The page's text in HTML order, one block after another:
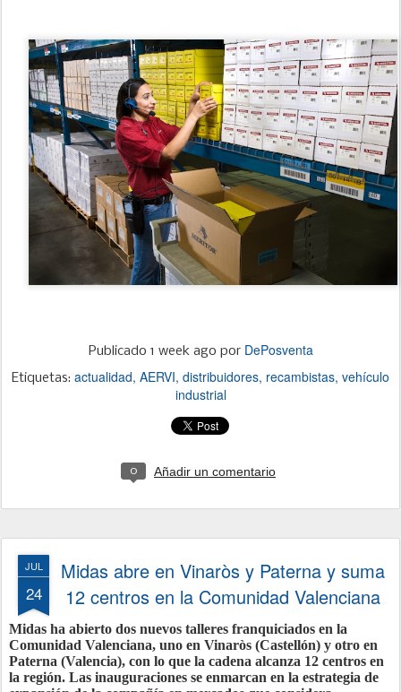
Publicado 1 week ago por DePosventa
Etiquetas: actualidad AERVI distribuidores recambistas vehículo
industrial
0 Añadir un comentario
JUL
24
Midas abre en Vinaròs y Paterna y suma
12 centros en la Comunidad Valenciana
Midas ha abierto dos nuevos talleres franquiciados en la
Comunidad Valenciana, uno en Vinaròs (Castellón) y otro en
Paterna (Valencia), con lo que la cadena alcanza 12 centros en
la región. Las inauguraciones se enmarcan en la estrategia de